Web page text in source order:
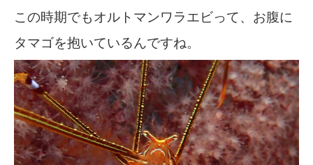
この時期でもオルトマンワラエビって、お腹に
タマゴを抱いているんですね。